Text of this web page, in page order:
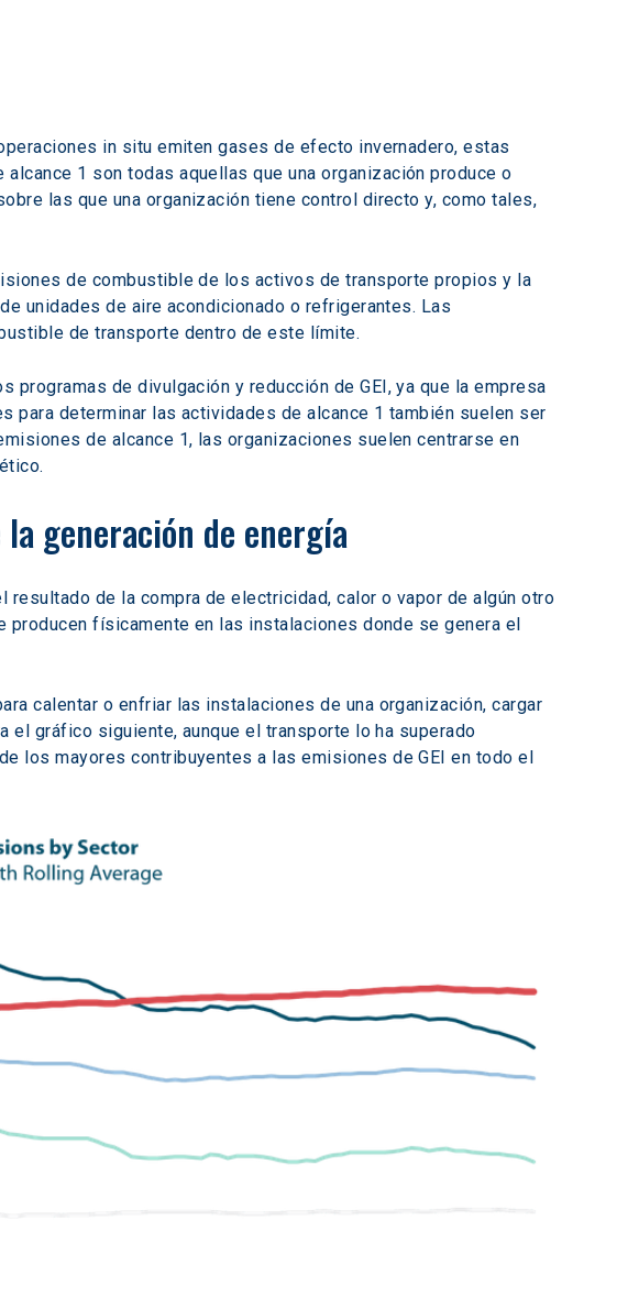
in situ emiten gases de efecto invernadero, estas
1 son todas aquellas que una organización produce o
las que una organización tiene control directo y, como tales,
de combustible de los activos de transporte propios y la
unidades de aire acondicionado o refrigerantes. Las
de transporte dentro de este límite.
de divulgación y reducción de GEI, ya que la empresa
determinar las actividades de alcance 1 también suelen ser
de alcance 1, las organizaciones suelen centrarse en
generación de energía
de la compra de electricidad, calor o vapor de algún otro
físicamente en las instalaciones donde se genera el
calentar o enfriar las instalaciones de una organización, cargar
gráfico siguiente, aunque el transporte lo ha superado
los mayores contribuyentes a las emisiones de GEI en todo el